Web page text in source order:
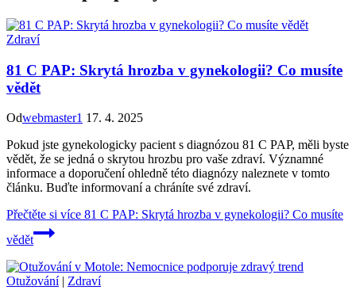
Zdraví
81 C PAP: Skrytá hrozba v gynekologii? Co musíte
vědět
Odwebmaster1 17. 4. 2025
Pokud jste gynekologicky pacient s diagnózou 81 C PAP, měli byste
vědět, že se jedná o skrytou hrozbu pro vaše zdraví. Významné
informace a doporučení ohledně této diagnózy naleznete v tomto
článku. Buďte informovaní a chráníte své zdraví.
Přečtěte si více 81 C PAP: Skrytá hrozba v gynekologii? Co musíte
vědět
Otužování| Zdraví